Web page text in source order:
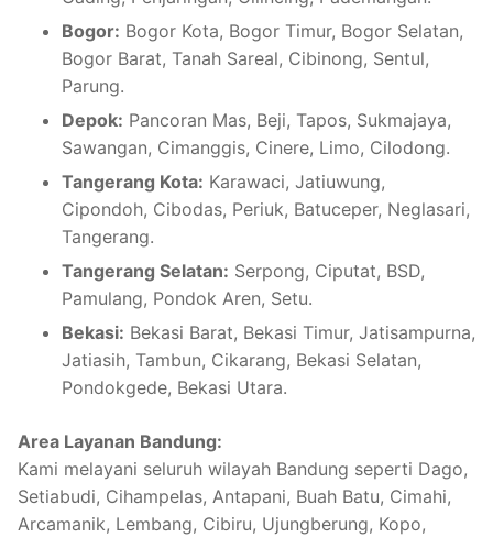
Bogor: Bogor Kota, Bogor Timur, Bogor Selatan,
Bogor Barat, Tanah Sareal, Cibinong, Sentul,
Parung.
Depok: Pancoran Mas, Beji, Tapos, Sukmajaya,
Sawangan, Cimanggis, Cinere, Limo, Cilodong.
Tangerang Kota: Karawaci, Jatiuwung,
Cipondoh, Cibodas, Periuk, Batuceper, Neglasari,
Tangerang.
Tangerang Selatan: Serpong, Ciputat, BSD,
Pamulang, Pondok Aren, Setu.
Bekasi: Bekasi Barat, Bekasi Timur, Jatisampurna,
Jatiasih, Tambun, Cikarang, Bekasi Selatan,
Pondokgede, Bekasi Utara.
Area Layanan Bandung:
Kami melayani seluruh wilayah Bandung seperti Dago,
Setiabudi, Cihampelas, Antapani, Buah Batu, Cimahi,
Arcamanik, Lembang, Cibiru, Ujungberung, Kopo,